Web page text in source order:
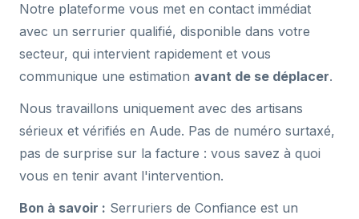
Notre plateforme vous met en contact immédiat
avec un serrurier qualifié, disponible dans votre
secteur, qui intervient rapidement et vous
communique une estimation avant de se déplacer.
Nous travaillons uniquement avec des artisans
sérieux et vérifiés en Aude. Pas de numéro surtaxé,
pas de surprise sur la facture : vous savez à quoi
vous en tenir avant l'intervention.
Bon à savoir : Serruriers de Confiance est un